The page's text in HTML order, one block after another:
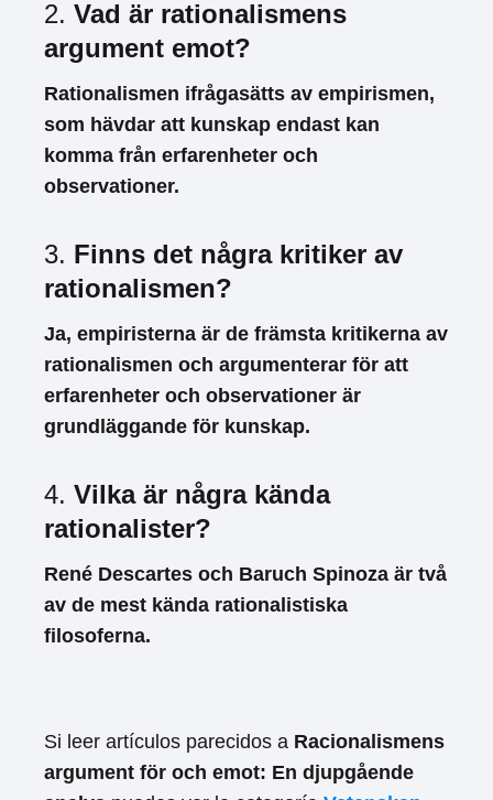
2. Vad är rationalismens
argument emot?
Rationalismen ifrågasätts av empirismen,
som hävdar att kunskap endast kan
komma från erfarenheter och
observationer.
3. Finns det några kritiker av
rationalismen?
Ja, empiristerna är de främsta kritikerna av
rationalismen och argumenterar för att
erfarenheter och observationer är
grundläggande för kunskap.
4. Vilka är några kända
rationalister?
René Descartes och Baruch Spinoza är två
av de mest kända rationalistiska
filosoferna.
Si leer artículos parecidos a Racionalismens
argument för och emot: En djupgående